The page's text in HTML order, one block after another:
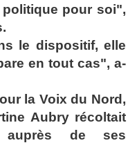
pour soi",
le dispositif, elle
en tout cas", a-
la Voix du Nord,
Aubry récoltait
auprès de ses